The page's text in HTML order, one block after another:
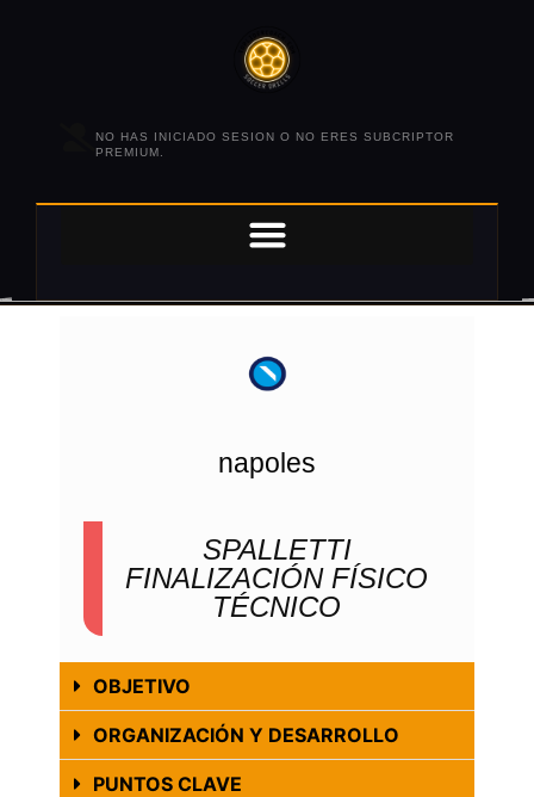
NO HAS INICIADO SESION O NO ERES SUBCRIPTOR
PREMIUM.
napoles
SPALLETTI
FINALIZACIÓN FÍSICO
TÉCNICO
OBJETIVO
ORGANIZACIÓN Y DESARROLLO
PUNTOS CLAVE